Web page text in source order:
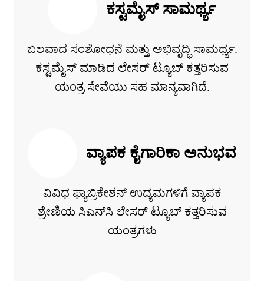
ಕಸ್ಟಮೈಸ್ ಸಾಮರ್ಥ್ಯ
ಬಲವಾದ ಸಂಶೋಧನೆ ಮತ್ತು ಅಭಿವೃದ್ಧಿ ಸಾಮರ್ಥ್ಯ.
ಕಸ್ಟಮೈಸ್ ಮಾಡಿದ ಲೇಸರ್ ಟ್ಯೂಬ್ ಕತ್ತರಿಸುವ
ಯಂತ್ರ ಸೇವೆಯು ಸಹ ಮಾನ್ಯವಾಗಿದೆ.
ವ್ಯಾಪಕ ಕೈಗಾರಿಕಾ ಅನುಭವ
ವಿವಿಧ ಫ್ಯಾಬ್ರಿಕೇಶನ್ ಉದ್ಯಮಗಳಿಗೆ ವ್ಯಾಪಕ
ಶ್ರೇಣಿಯ ಸಿಎನ್‌ಸಿ ಲೇಸರ್ ಟ್ಯೂಬ್ ಕತ್ತರಿಸುವ
ಯಂತ್ರಗಳು